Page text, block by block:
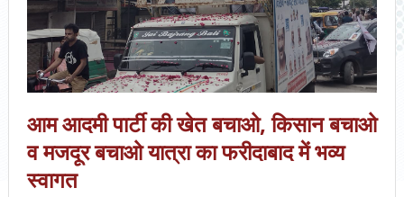
आम आदमी पार्टी की खेत बचाओ, किसान बचाओ
व मजदूर बचाओ यात्रा का फरीदाबाद में भव्य
स्वागत